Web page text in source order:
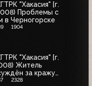
"Хакасия" [г.
Проблемы с
в Черногорске
1904
"Хакасия" [г.
Житель
за кражу
2328